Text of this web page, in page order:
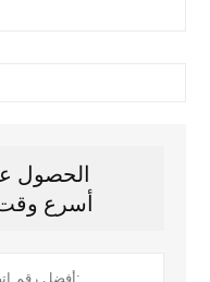
الحصول
أسرع وقت